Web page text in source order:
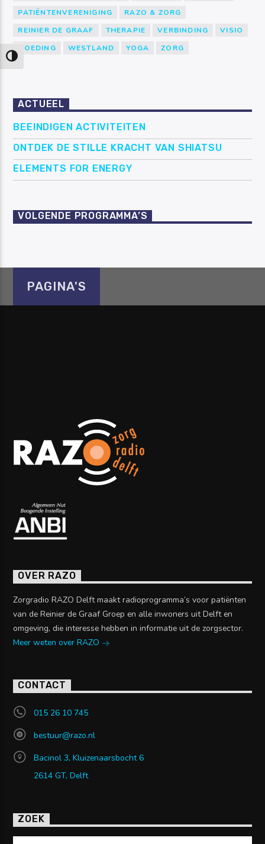
Keuze voor hoog contrast
PATIËNTENVERENIGING
RAZO & ZORG
REINIER DE GRAAF
THERAPIE VERBINDING
VISIO
VOEDING
WESTLAND YOGA ZORG
ACTUEEL
BEEINDIGEN ACTIVITEITEN
ONTDEK DE STILLE KRACHT VAN SHIATSU
ELEMENTS FOR ENERGY
VOLGENDE PROGRAMMA’S
PAGINA'S
OVER RAZO
Zorgradio RAZO Delft maakt radioprogramma’s voor patiënten
van de Reinier de Graaf Groep en alle inwoners uit Delft en
omgeving, die interesse hebben in informatie uit de zorgsector.
Meer weten over RAZO
CONTACT
015 26 10 745
bestuur@razo.nl
Bacinol 3, Kluizenaarsbocht 6
2614 GT, Delft
ZOEK